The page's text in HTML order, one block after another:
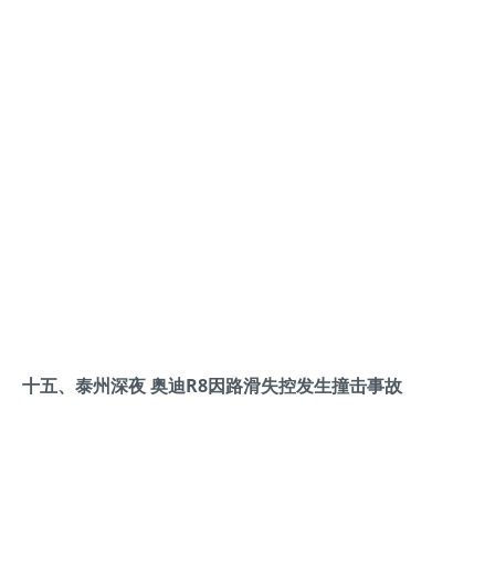
十五、泰州深夜 奥迪R8因路滑失控发生撞击事故